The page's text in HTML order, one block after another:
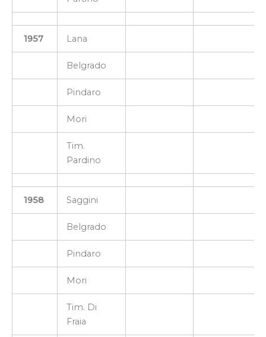
1957 Lana
Belgrado
Pindaro
Mori
Tim.
Pardino
1958 Saggini
Belgrado
Pindaro
Mori
Tim. Di
Fraia